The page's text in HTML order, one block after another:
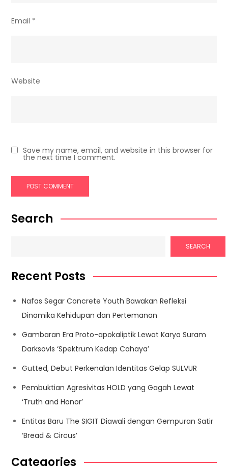
Email *
Website
Save my name, email, and website in this browser for
the next time I comment.
Search
SEARCH
Recent Posts
Nafas Segar Concrete Youth Bawakan Refleksi
Dinamika Kehidupan dan Pertemanan
Gambaran Era Proto-apokaliptik Lewat Karya Suram
Darksovls ‘Spektrum Kedap Cahaya’
Gutted, Debut Perkenalan Identitas Gelap SULVUR
Pembuktian Agresivitas HOLD yang Gagah Lewat
‘Truth and Honor’
Entitas Baru The SIGIT Diawali dengan Gempuran Satir
‘Bread & Circus’
Categories